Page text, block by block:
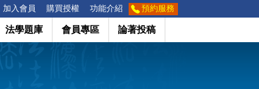
加入會員 購買授權 功能介紹 預約服務
法學題庫 會員專區 論著投稿